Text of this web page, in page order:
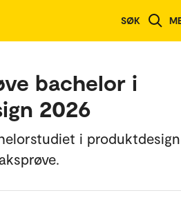
SØK
bachelor i
2026
i